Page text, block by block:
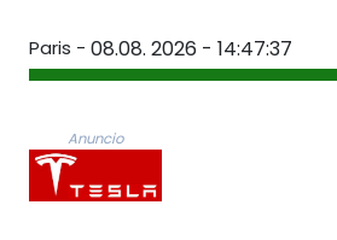
Paris - 08.08. 2026 - 14:47:37
Anuncio